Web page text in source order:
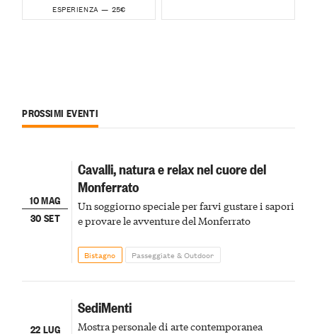
ESPERIENZA — 25€
PROSSIMI EVENTI
10 MAG
30 SET
Cavalli, natura e relax nel cuore del
Monferrato
Un soggiorno speciale per farvi gustare i sapori
e provare le avventure del Monferrato
Bistagno Passeggiate & Outdoor
22 LUG
SediMenti
Mostra personale di arte contemporanea